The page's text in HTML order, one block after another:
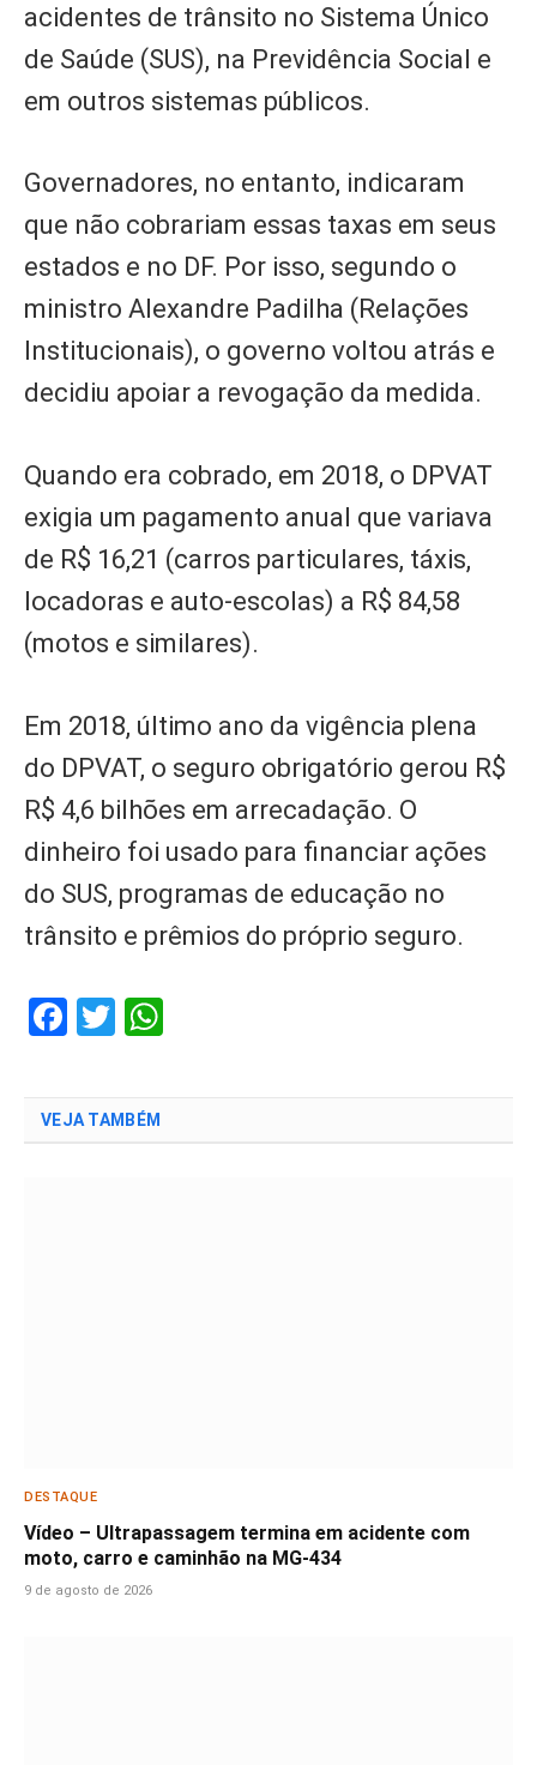
acidentes de trânsito no Sistema Único
de Saúde (SUS), na Previdência Social e
em outros sistemas públicos.
Governadores, no entanto, indicaram
que não cobrariam essas taxas em seus
estados e no DF. Por isso, segundo o
ministro Alexandre Padilha (Relações
Institucionais), o governo voltou atrás e
decidiu apoiar a revogação da medida.
Quando era cobrado, em 2018, o DPVAT
exigia um pagamento anual que variava
de R$ 16,21 (carros particulares, táxis,
locadoras e auto-escolas) a R$ 84,58
(motos e similares).
Em 2018, último ano da vigência plena
do DPVAT, o seguro obrigatório gerou R$
R$ 4,6 bilhões em arrecadação. O
dinheiro foi usado para financiar ações
do SUS, programas de educação no
trânsito e prêmios do próprio seguro.
Facebook
Twitter
VEJA TAMBÉM
DESTAQUE
Vídeo – Ultrapassagem termina em acidente com
moto, carro e caminhão na MG-434
9 de agosto de 2026